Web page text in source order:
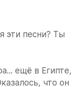
эти песни? Ты
ещё в Египте,
что он